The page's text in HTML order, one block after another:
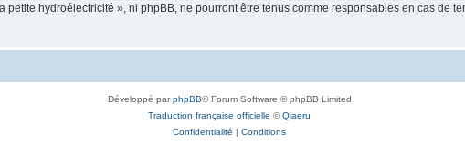
hydroélectricité », ni phpBB, ne pourront être tenus comme responsables en cas de
Développé parphpBB® Forum Software © phpBB Limited
Traduction française officielle ©Qiaeru
Confidentialité | Conditions